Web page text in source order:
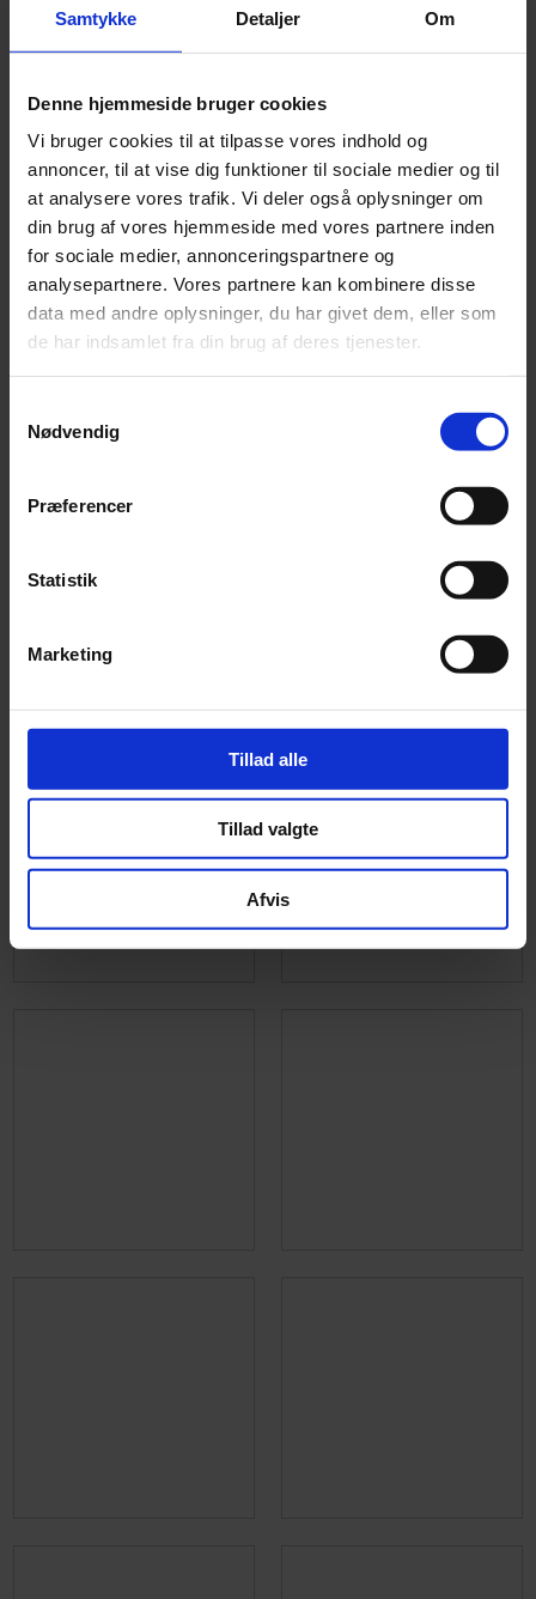
Samtykke Detaljer Om
Denne hjemmeside bruger cookies
Vi bruger cookies til at tilpasse vores indhold og
annoncer, til at vise dig funktioner til sociale medier og til
at analysere vores trafik. Vi deler også oplysninger om
din brug af vores hjemmeside med vores partnere inden
for sociale medier, annonceringspartnere og
analysepartnere. Vores partnere kan kombinere disse
data med andre oplysninger, du har givet dem, eller som
de har indsamlet fra din brug af deres tjenester.
Nødvendig
Præferencer
Statistik
Marketing
Tillad alle
Tillad valgte
Afvis